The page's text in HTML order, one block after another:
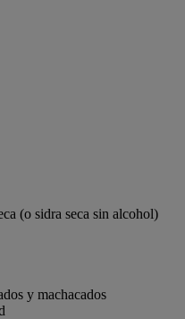
(o sidra seca sin alcohol)
y machacados